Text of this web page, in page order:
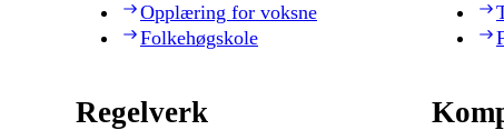
Opplæring for voksne
Folkehøgskole
Regelverk